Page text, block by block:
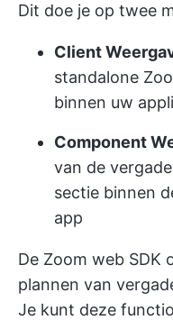
Dit doe je op twee
Client
standalone
binnen uw
Component
van de
sectie binnen
app
De Zoom web SDK
plannen van
Je kunt deze